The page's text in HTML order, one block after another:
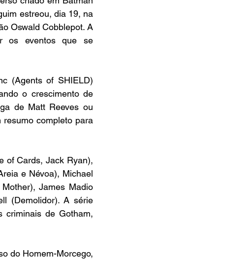
estreou, dia 19, na
Oswald Cobblepot. A
os eventos que se
(Agents of SHIELD)
o crescimento de
de Matt Reeves ou
resumo completo para
of Cards, Jack Ryan),
e Névoa), Michael
James Madio
(Demolidor). A série
criminais de Gotham,
do Homem-Morcego,